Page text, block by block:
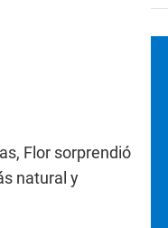
Flor sorprendió
natural y